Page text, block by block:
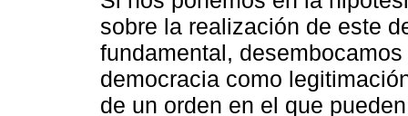
sobre la realización de este
fundamental,
democracia como
de un orden en el que